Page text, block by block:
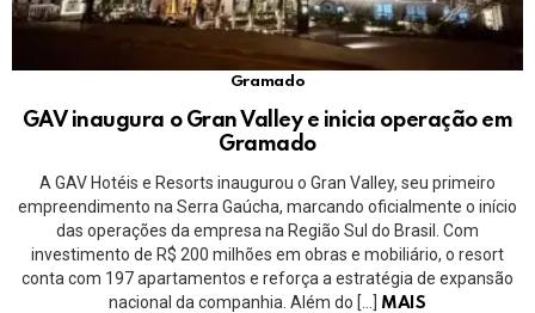
Gramado
GAV inaugura o Gran Valley e inicia operação em
Gramado
A GAV Hotéis e Resorts inaugurou o Gran Valley, seu primeiro
empreendimento na Serra Gaúcha, marcando oficialmente o início
das operações da empresa na Região Sul do Brasil. Com
investimento de R$ 200 milhões em obras e mobiliário, o resort
conta com 197 apartamentos e reforça a estratégia de expansão
nacional da companhia. Além do […]
MAIS